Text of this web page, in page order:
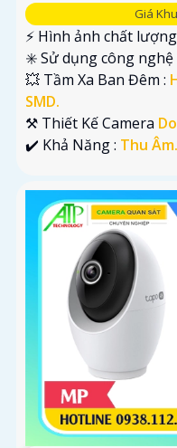
Giá
️⚡ Hình ảnh chất
✳️ Sử dụng công nghệ
💥 Tầm Xa Ban Đêm :
SMD.
⚒ Thiết Kế Camera
️✔️ Khả Năng : Thu Âm.